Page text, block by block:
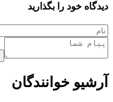
دیدگاه خود را بگذارید
آرشیو خوانندگان